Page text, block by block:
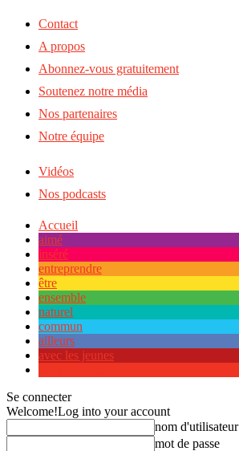
Contact
A propos
Abonnez-vous gratuitement
Soutenez notre média
Nos partenaires
Notre équipe
Vidéos
Nos podcasts
Accueil
aimé
inséré
entreprendre
être
ensemble
naturel
commun
ailleurs
avec les jeunes
Se connecter
Welcome!Log into your account
nom d'utilisateur
mot de passe